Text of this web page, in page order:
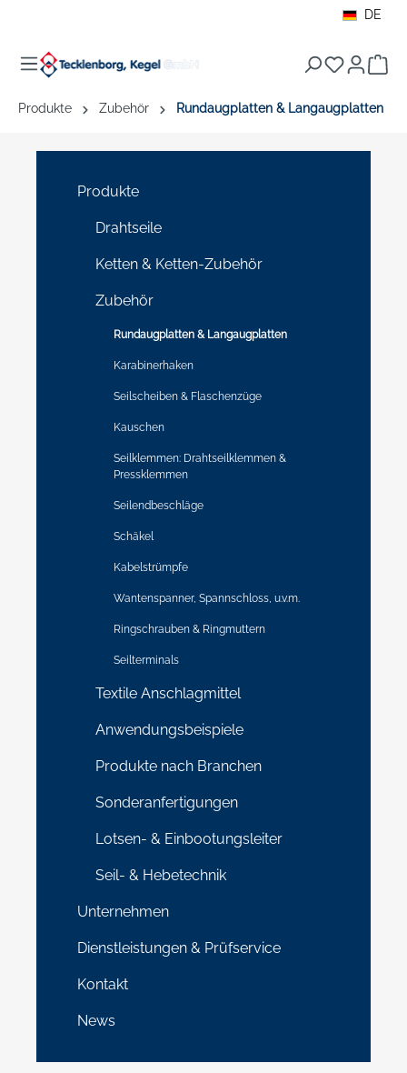
DE
Produkte Zubehör Rundaugplatten & Langaugplatten
Produkte
Drahtseile
Ketten & Ketten-Zubehör
Zubehör
Rundaugplatten & Langaugplatten
Karabinerhaken
Seilscheiben & Flaschenzüge
Kauschen
Seilklemmen: Drahtseilklemmen &
Pressklemmen
Seilendbeschläge
Schäkel
Kabelstrümpfe
Wantenspanner, Spannschloss, u.v.m.
Ringschrauben & Ringmuttern
Seilterminals
Textile Anschlagmittel
Anwendungsbeispiele
Produkte nach Branchen
Sonderanfertigungen
Lotsen- & Einbootungsleiter
Seil- & Hebetechnik
Unternehmen
Dienstleistungen & Prüfservice
Kontakt
News